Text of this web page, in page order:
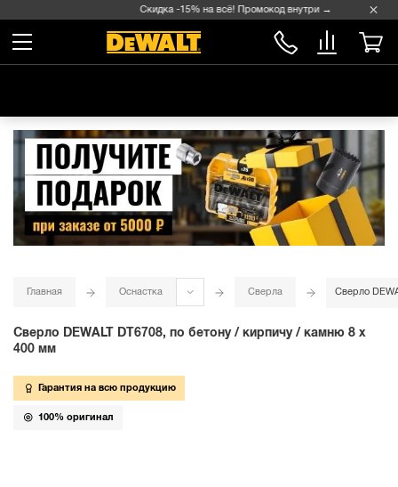
Скидка -15% на всё! Промокод внутри →
Главная Оснастка Сверла Сверло
Сверло DEWALT DT6708, по бетону / кирпичу / камню 8 x
400 мм
Гарантия на всю продукцию
100% оригинал